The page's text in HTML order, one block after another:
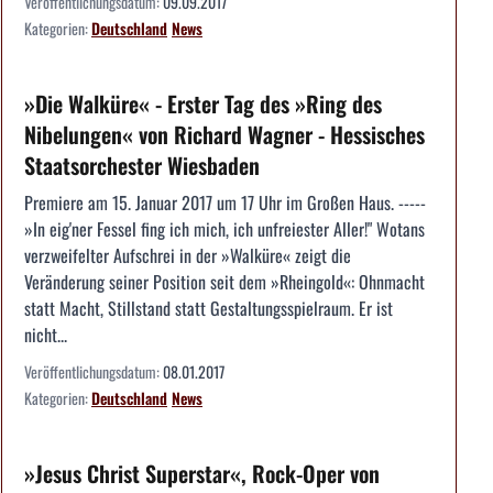
Kategorien:DeutschlandNews
»Die Walküre« - Erster Tag des »Ring des
Nibelungen« von Richard Wagner - Hessisches
Staatsorchester Wiesbaden
Premiere am 15. Januar 2017 um 17 Uhr im Großen Haus. -----
»In eig'ner Fessel fing ich mich, ich unfreiester Aller!" Wotans
verzweifelter Aufschrei in der »Walküre« zeigt die
Veränderung seiner Position seit dem »Rheingold«: Ohnmacht
statt Macht, Stillstand statt Gestaltungsspielraum. Er ist
nicht...
Veröffentlichungsdatum:08.01.2017
Kategorien:DeutschlandNews
»Jesus Christ Superstar«, Rock-Oper von